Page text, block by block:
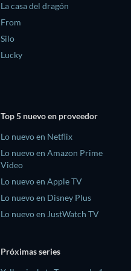
La casa del dragón
From
Silo
Lucky
Top 5 nuevo en proveedor
Lo nuevo en Netflix
Lo nuevo en Amazon Prime
Video
Lo nuevo en Apple TV
Lo nuevo en Disney Plus
Lo nuevo en JustWatch TV
Próximas series